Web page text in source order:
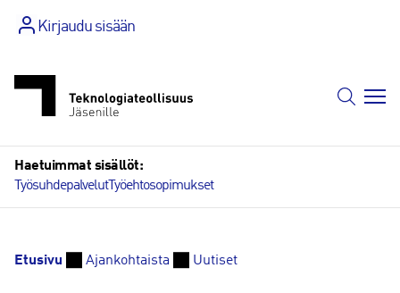
sisältöönKirjaudu sisään
Haetuimmat sisällöt:
TyösuhdepalvelutTyöehtosopimukset
Etusivu Ajankohtaista Uutiset